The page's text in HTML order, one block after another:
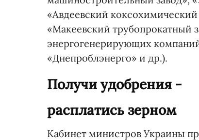
«Авдеевский
«Макеевский трубопрокатный
энергогенерирующих
«Днепроблэнерго» и др.).
Получи удобрения -
расплатись зерном
Кабинет министров Украины